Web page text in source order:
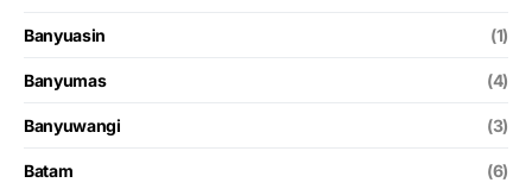
Banyuasin (1)
Banyumas (4)
Banyuwangi (3)
Batam (6)